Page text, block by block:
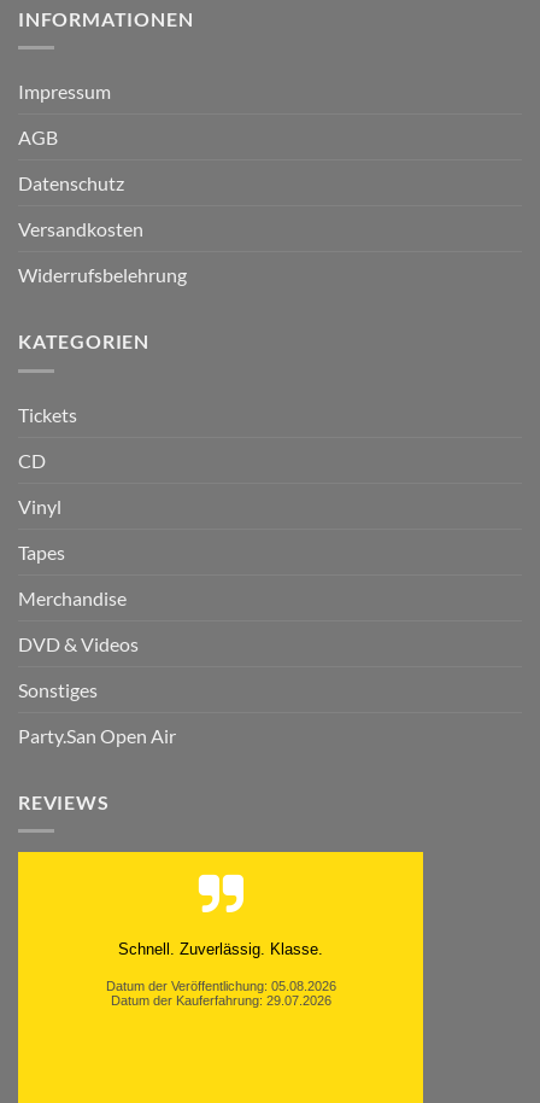
INFORMATIONEN
Impressum
AGB
Datenschutz
Versandkosten
Widerrufsbelehrung
KATEGORIEN
Tickets
CD
Vinyl
Tapes
Merchandise
DVD & Videos
Sonstiges
Party.San Open Air
REVIEWS
Moinsen, hat alles super geklappt. Danke ans
Datum der Veröffentlichung: 05.08.2026